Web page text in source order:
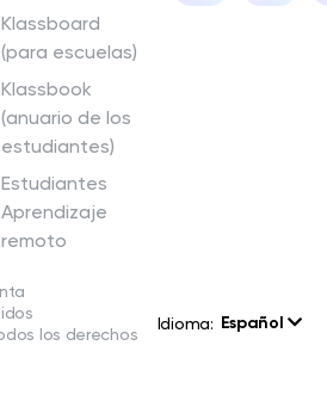
Klassboard
(para escuelas)
Klassbook
(anuario de los
estudiantes)
Estudiantes
Aprendizaje
remoto
los derechos
Idioma: Español